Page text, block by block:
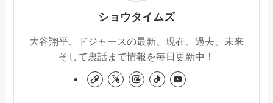
ショウタイムズ
大谷翔平、ドジャースの最新、現在、過去、未来
そして裏話まで情報を毎日更新中！